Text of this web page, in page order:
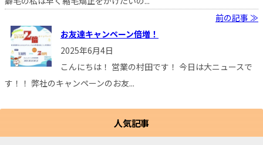
前の記事 ≫
お友達キャンペーン倍増！
2025年6月4日
こんにちは！ 営業の村田です！ 今日は大ニュースで
す！！ 弊社のキャンペーンのお友...
人気記事